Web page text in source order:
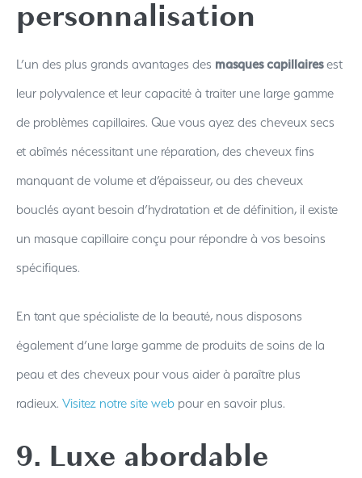
personnalisation
L’un des plus grands avantages des masques capillairesest
leur polyvalence et leur capacité à traiter une large gamme
de problèmes capillaires. Que vous ayez des cheveux secs
et abîmés nécessitant une réparation, des cheveux fins
manquant de volume et d’épaisseur, ou des cheveux
bouclés ayant besoin d’hydratation et de définition, il existe
un masque capillaire conçu pour répondre à vos besoins
spécifiques.
En tant que spécialiste de la beauté, nous disposons
également d’une large gamme de produits de soins de la
peau et des cheveux pour vous aider à paraître plus
radieux. Visitez notre site web pour en savoir plus.
9. Luxe abordable